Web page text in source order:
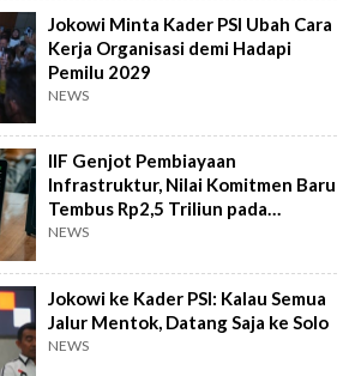
Jokowi Minta Kader PSI Ubah Cara
Kerja Organisasi demi Hadapi
Pemilu 2029
NEWS
IIF Genjot Pembiayaan
Infrastruktur, Nilai Komitmen Baru
Tembus Rp2,5 Triliun pada
Semester I 2026
NEWS
Jokowi ke Kader PSI: Kalau Semua
Jalur Mentok, Datang Saja ke Solo
NEWS